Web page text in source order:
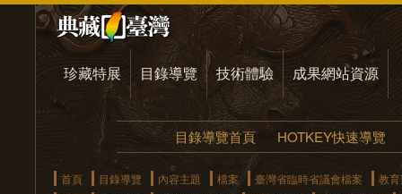
珍藏特展 目錄導覽 技術體驗 成果網站資源
目錄導覽首頁 HOTKEY快速導覽
首頁 目錄導覽 內容主題 檔案 臺灣省臨時省議會檔案
教